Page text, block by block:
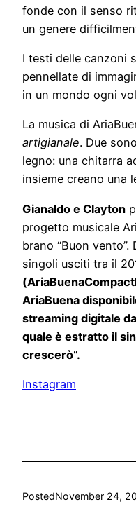
fonde con il senso
un genere
I testi delle canzoni
pennellate di
in un mondo ogni
La musica di
artigianale. Due
legno: una chitarra
insieme creano una
Gianaldo e Clayton
progetto musicale
brano “Buon vento”.
singoli usciti tra il
AriaBuena
streaming digitale
quale è estratto il
crescerò”.
Instagram
PostedNovember 24,